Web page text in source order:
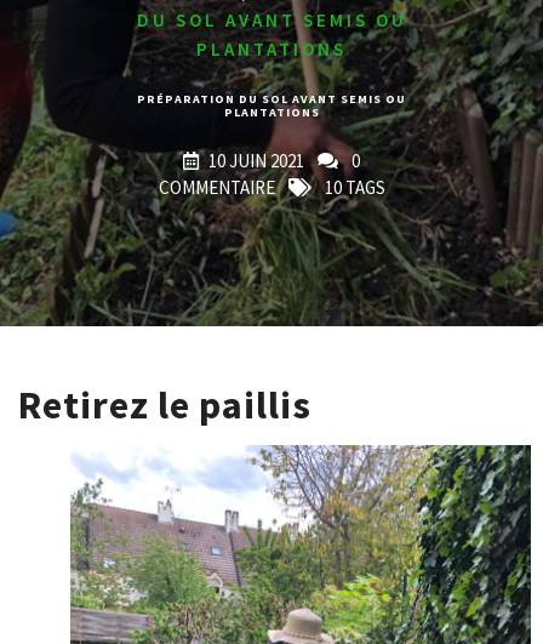
DU SOL AVANT SEMIS OU
PLANTATIONS
PRÉPARATION DU SOL AVANT SEMIS OU
PLANTATIONS
10 JUIN 2021
0
COMMENTAIRE
10 TAGS
Retirez le paillis